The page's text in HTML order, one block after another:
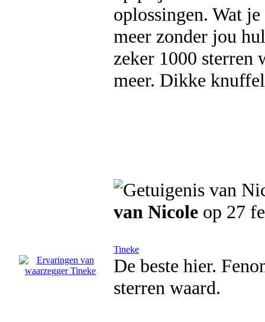
oplossingen. Wat
meer zonder jou
zeker 1000 sterren
meer. Dikke
van Nicole op 27
Tineke
De beste hier.
sterren waard.